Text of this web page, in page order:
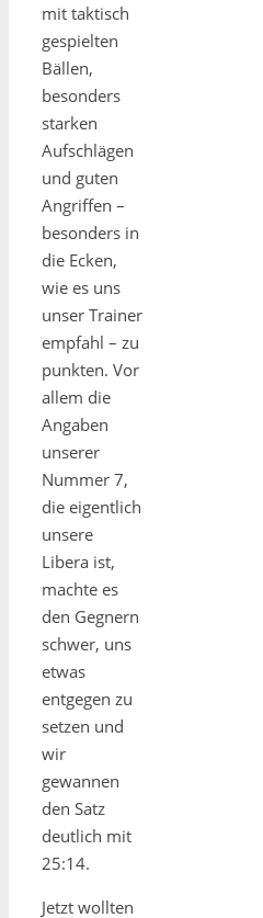
mit taktisch
gespielten
Bällen,
besonders
starken
Aufschlägen
und guten
Angriffen –
besonders in
die Ecken,
wie es uns
unser Trainer
empfahl – zu
punkten. Vor
allem die
Angaben
unserer
Nummer 7,
die eigentlich
unsere
Libera ist,
machte es
den Gegnern
schwer, uns
etwas
entgegen zu
setzen und
wir
gewannen
den Satz
deutlich mit
25:14.
Jetzt wollten